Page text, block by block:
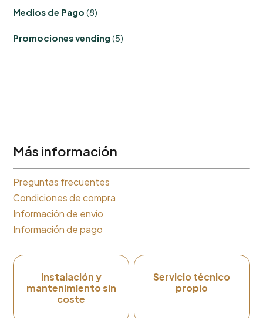
Medios de Pago 88
productos
Promociones vending 55
productos
Más información
Preguntas frecuentes
Condiciones de compra
Información de envío
Información de pago
Instalación y
mantenimiento sin
coste
Servicio técnico
propio